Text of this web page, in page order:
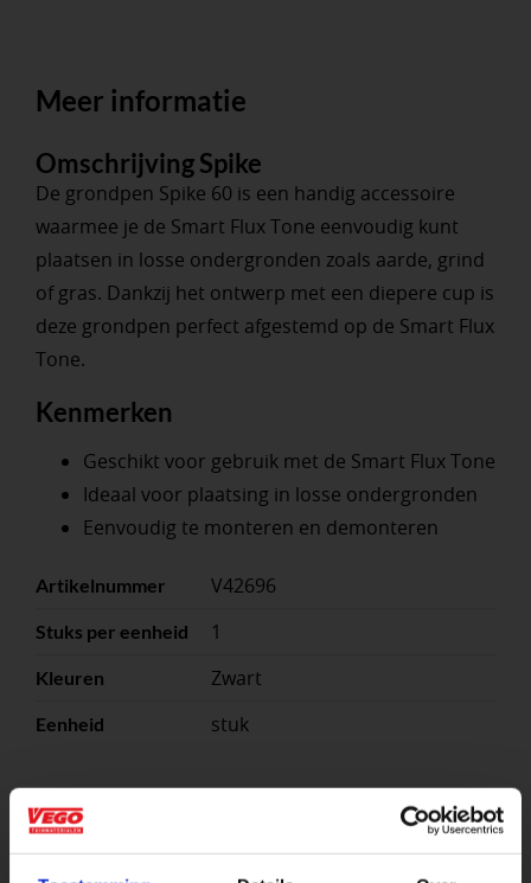
Meer informatie
Omschrijving Spike
De grondpen Spike 60 is een handig accessoire
waarmee je de Smart Flux Tone eenvoudig kunt
plaatsen in losse ondergronden zoals aarde, grind
of gras. Dankzij het ontwerp met een diepere cup is
deze grondpen perfect afgestemd op de Smart Flux
Tone.
Kenmerken
Geschikt voor gebruik met de Smart Flux Tone
Ideaal voor plaatsing in losse ondergronden
Eenvoudig te monteren en demonteren
Artikelnummer V42696
Stuks per eenheid 1
Kleuren Zwart
Eenheid stuk